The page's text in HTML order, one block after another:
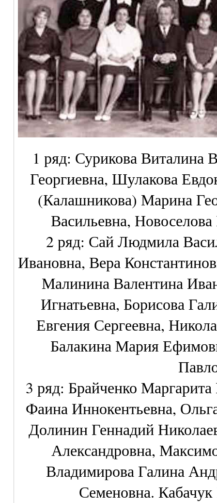
1 ряд: Сурикова Виталина
Георгиевна, Шулакова
(Калашникова) Марина
Васильевна,
2 ряд: Сай Людмила
Ивановна, Вера
Малинина Валентина
Игнатьевна, Борисова
Евгения Сергеевна,
Балакина Мария
3 ряд: Брайченко
Фаина Иннокентьевна,
Долинин Геннадий
Александровна,
Владимирова Галина
Семеновна.